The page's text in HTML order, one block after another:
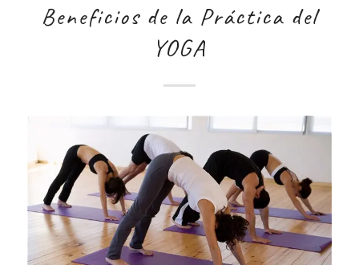
Beneficios de la Práctica del
YOGA